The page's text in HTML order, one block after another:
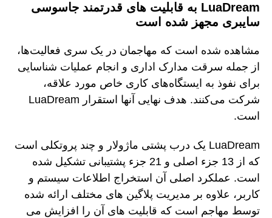
LuaDream به قابلیت های قدرتمند جاسوسی
سایبری مجهز شده است
مشاهده شده است که مهاجمان در یک سری فعالیت‌ها،
از جمله سرقت مدارک اداری و انجام عملیات شناسایی
برای نفوذ به ایستگاه‌های کاری خاص مورد علاقه،
شرکت می‌کنند. هدف نهایی آنها استقرار LuaDream
است.
LuaDream یک درب پشتی ماژولار و چند پروتکلی است
که از 13 جزء اصلی و 21 جزء پشتیبانی تشکیل شده
است. عملکرد اصلی آن استخراج اطلاعات سیستم و
کاربر، علاوه بر مدیریت پلاگین های مختلف ارائه شده
توسط مهاجم است که قابلیت های آن را افزایش می